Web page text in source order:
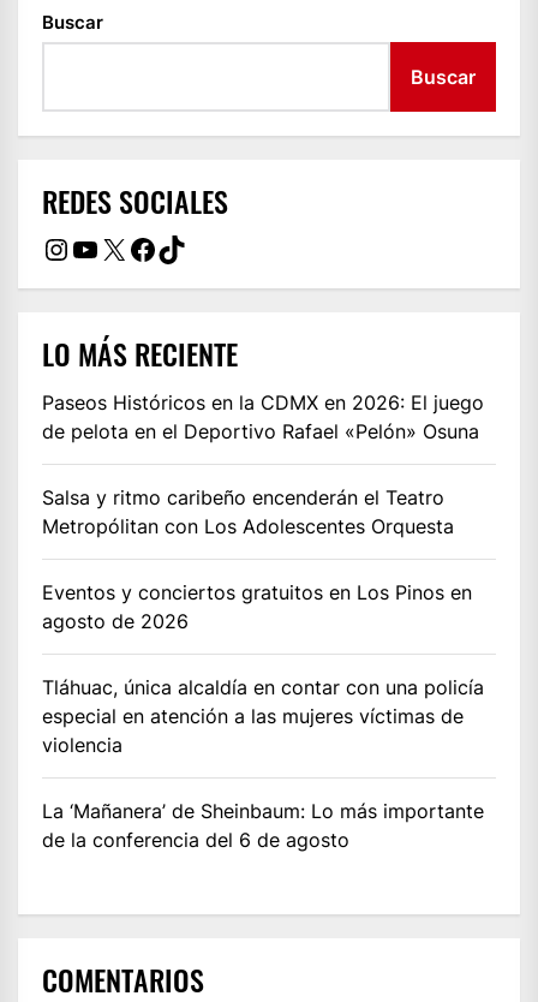
Buscar
Buscar
REDES SOCIALES
Instagram
YouTube
X Facebook
TikTok
LO MÁS RECIENTE
Paseos Históricos en la CDMX en 2026: El juego
de pelota en el Deportivo Rafael «Pelón» Osuna
Salsa y ritmo caribeño encenderán el Teatro
Metropólitan con Los Adolescentes Orquesta
Eventos y conciertos gratuitos en Los Pinos en
agosto de 2026
Tláhuac, única alcaldía en contar con una policía
especial en atención a las mujeres víctimas de
violencia
La ‘Mañanera’ de Sheinbaum: Lo más importante
de la conferencia del 6 de agosto
COMENTARIOS